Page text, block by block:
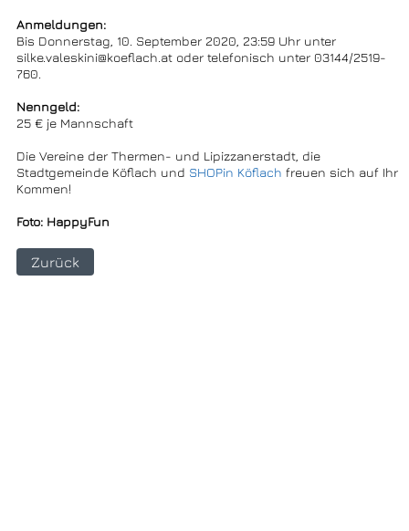
Anmeldungen:
Bis Donnerstag, 10. September 2020, 23:59 Uhr unter
silke.valeskini@koeflach.at oder telefonisch unter 03144/2519-
760.
Nenngeld:
25 € je Mannschaft
Die Vereine der Thermen- und Lipizzanerstadt, die
Stadtgemeinde Köflach und SHOPin Köflach freuen sich auf Ihr
Kommen!
Foto: HappyFun
Zurück